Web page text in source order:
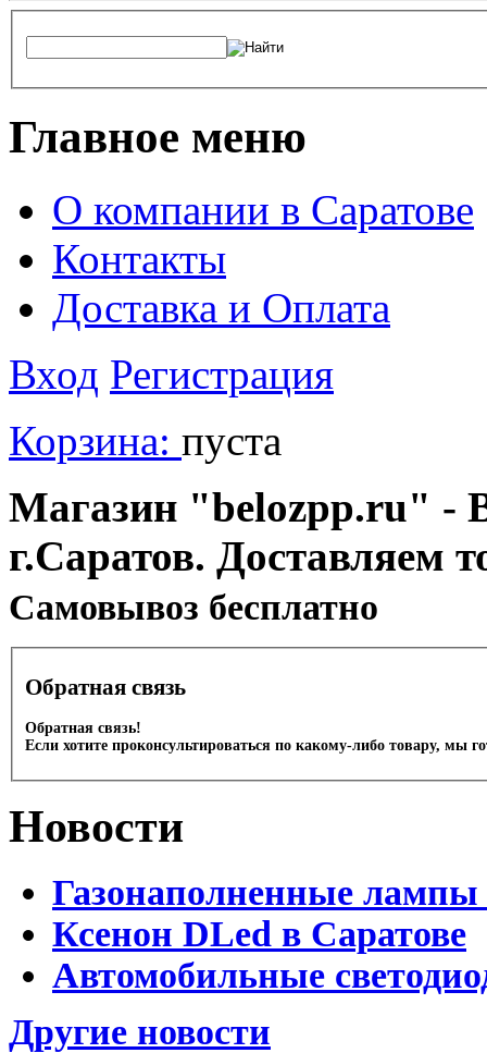
Главное меню
О компании в Саратове
Контакты
Доставка и Оплата
Вход Регистрация
Корзина: пуста
Магазин "belozpp.ru" -
г.Саратов. Доставляем
Cамовывоз бесплатно
Обратная связь
Обратная связь!
Если хотите проконсультироваться по какому-либо товару, мы
Новости
Газонаполненные лампы
Ксенон DLed в Саратове
Автомобильные
Другие новости